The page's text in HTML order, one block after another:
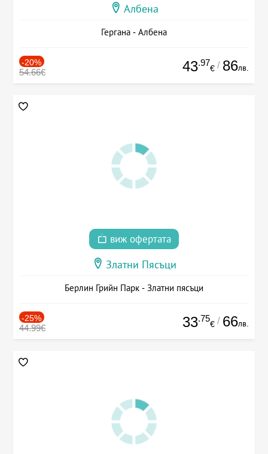
Албена
Гергана - Албена
-20%
54.66€ 43.97
€ / 86лв.
виж офертата
Златни Пясъци
Берлин Грийн Парк - Златни пясъци
-25%
44.99€ 33.75
€ / 66лв.